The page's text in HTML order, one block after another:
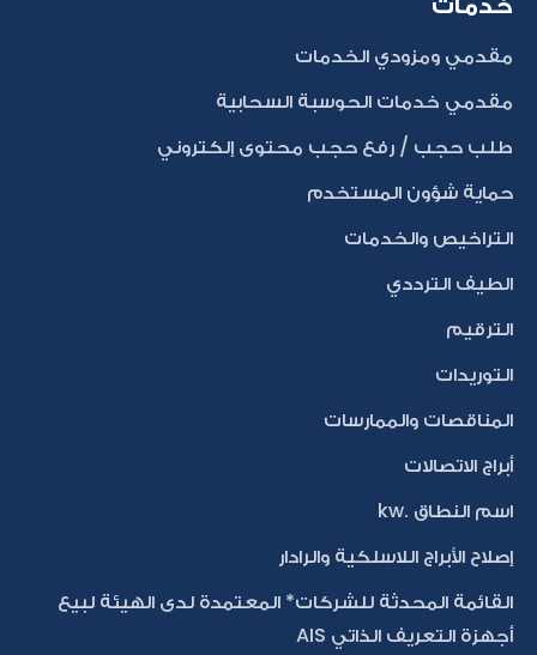
مقدمي ومزودي الخدمات
مقدمي خدمات الحوسبة السحابية
طلب حجب / رفع حجب محتوى إلكتروني
حماية شؤون المستخدم
التراخيص والخدمات
الطيف الترددي
الترقيم
التوريدات
المناقصات والممارسات
أبراج الاتصالات
اسم النطاق .kw
إصلاح الأبراج اللاسلكية والرادار
القائمة المحدثة للشركات* المعتمدة لدى الهيئة لبيع
أجهزة التعريف الذاتي AIS